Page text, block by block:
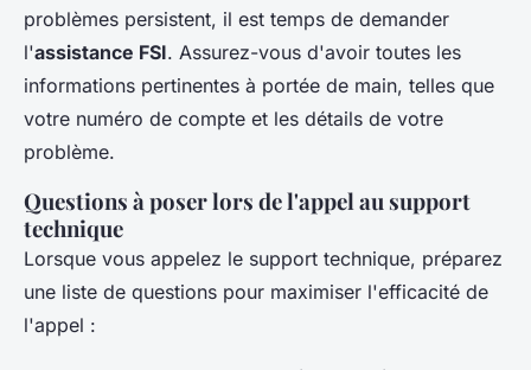
problèmes persistent, il est temps de demander
l'assistance FSI. Assurez-vous d'avoir toutes les
informations pertinentes à portée de main, telles que
votre numéro de compte et les détails de votre
problème.
Questions à poser lors de l'appel au support
technique
Lorsque vous appelez le support technique, préparez
une liste de questions pour maximiser l'efficacité de
l'appel :